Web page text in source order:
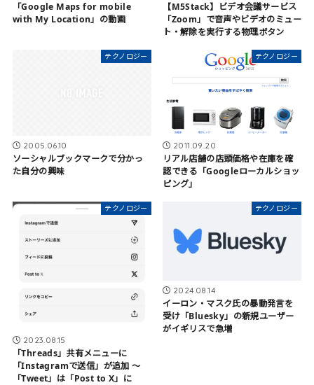
「Google Maps for mobile
with My Location」の動画
【M5Stack】ビデオ会議サービス
「Zoom」で音声やビデオのミュー
ト・解除を実行する物理ボタン
テクノロジー
2005.06.10
ソーシャルブックマークで分かっ
た自分の興味
テクノロジー
2011.09.20
リアル店舗の店頭価格や在庫を確
認できる「Googleローカルショッ
ピング｣
テクノロジー
2023.08.15
「Threads」共有メニューに
「Instagramで送信」が追加 〜
「Tweet」は「Post to X」に
テクノロジー
2024.08.14
イーロン・マスク氏の暴動発言を
受け「Bluesky」の新規ユーザー
がイギリスで急増